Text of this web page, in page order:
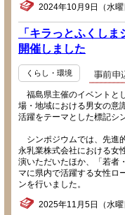
2024年10月9日（水曜
「キラっとふくし
開催しました
くらし・環境
福島県主催のイベントと
場・地域における男女の意
活躍をテーマとした標記シ
シンポジウムでは、先進
永乳業株式会社における女
演いただいたほか、「若者
マに県内で活躍する女性ロ
ンを行いました。
2025年11月5日（水曜